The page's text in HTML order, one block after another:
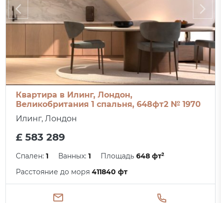
Квартира в Илинг, Лондон,
Великобритания 1 спальня, 648фт2 № 1970
Илинг, Лондон
£ 583 289
Спален:1 Ванных:1 Площадь648 фт²
Расстояние до моря411840 фт